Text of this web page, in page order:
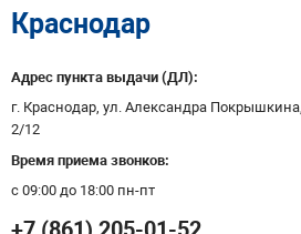
Краснодар
Адрес пункта выдачи (ДЛ):
г. Краснодар, ул. Александра Покрышкина,
2/12
Время приема звонков:
с 09:00 до 18:00 пн-пт